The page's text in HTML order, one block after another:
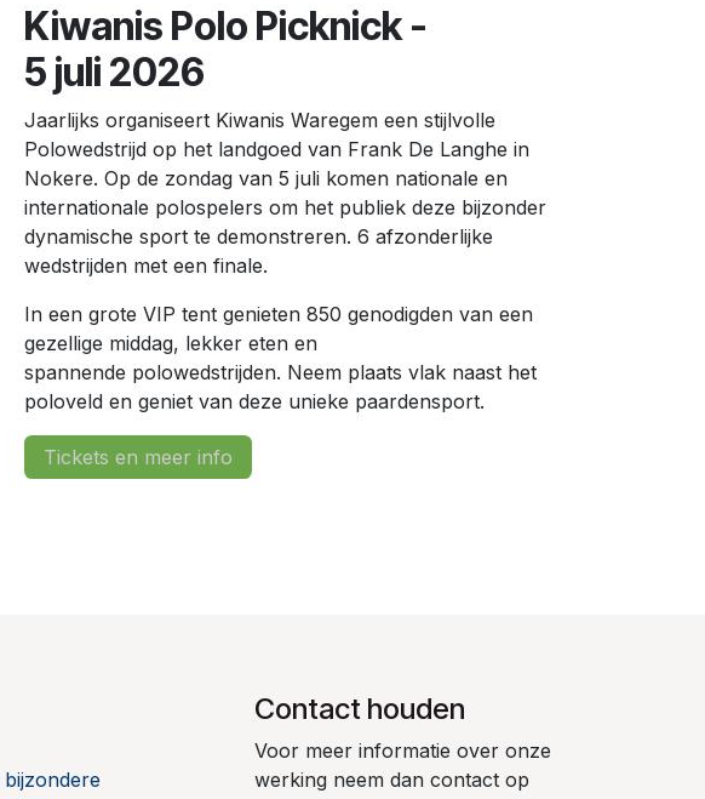
Kiwanis Polo Picknick -
5 juli 2026
Jaarlijks organiseert Kiwanis Waregem een stijlvolle
Polowedstrijd op het landgoed van Frank De Langhe in
Nokere. Op de zondag van 5 juli komen nationale en
internationale polospelers om het publiek deze bijzonder
dynamische sport te demonstreren. 6 afzonderlijke
wedstrijden met een finale.
In een grote VIP tent genieten 850 genodigden van een
gezellige middag, lekker eten en
spannende polowedstrijden. Neem plaats vlak naast het
poloveld en geniet van deze unieke paardensport.
Tickets en meer info
bijzondere
Contact houden
Voor meer informatie over onze
werking neem dan contact op